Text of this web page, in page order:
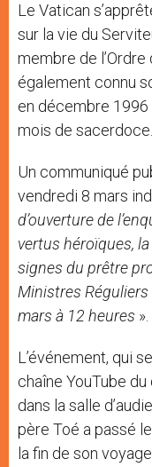
Le Vatican
sur la vie du
membre de
également connu
en décembre 1996
mois de sacerdoce.
Un communiqué
vendredi 8 mars
d’ouverture de
vertus héroïques,
signes du prêtre
Ministres
mars à 12 heures ».
L’événement, qui
chaîne YouTube
dans la salle
père Toé a passé
la fin de son